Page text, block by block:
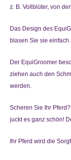
z. B. Vollblüter, von
Das Design des
blasen Sie sie
Der EquiGroomer
ziehen auch den
werden.
Scheren Sie Ihr
juckt es ganz schön!
Ihr Pferd wird die